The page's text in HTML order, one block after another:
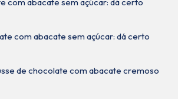
com abacate sem açúcar: dá certo
de chocolate com abacate cremoso